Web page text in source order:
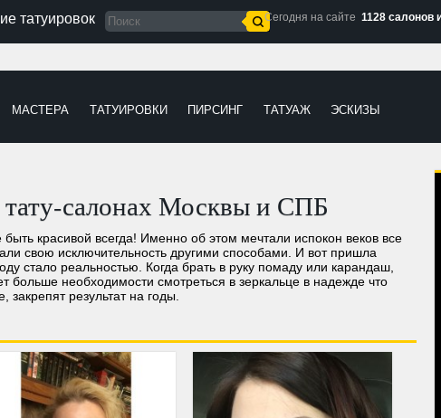
татуировок Сегодня на сайте 1128 салонов
МАСТЕРА ТАТУИРОВКИ ПИРСИНГ ТАТУАЖ ЭСКИЗЫ
салонах Москвы и СПБ
красивой всегда! Именно об этом мечтали испокон веков все
свою исключительность другими способами. И вот пришла
стало реальностью. Когда брать в руку помаду или карандаш,
необходимости смотреться в зеркальце в надежде что
результат на годы.